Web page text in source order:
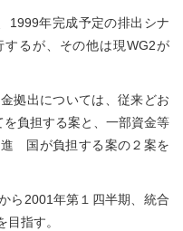
1999年完成予定の排出シナ
するが、その他は現WG2が
拠出については、従来どお
負担する案と、一部資金等
国が負担する案の２案を
ら2001年第１四半期、統合
指す。